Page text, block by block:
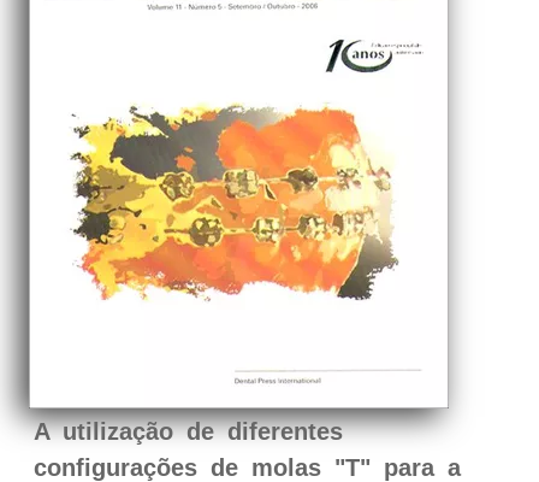
A utilização de diferentes
configurações de molas "T" para a